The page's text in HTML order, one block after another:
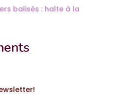
balisés : halte à la